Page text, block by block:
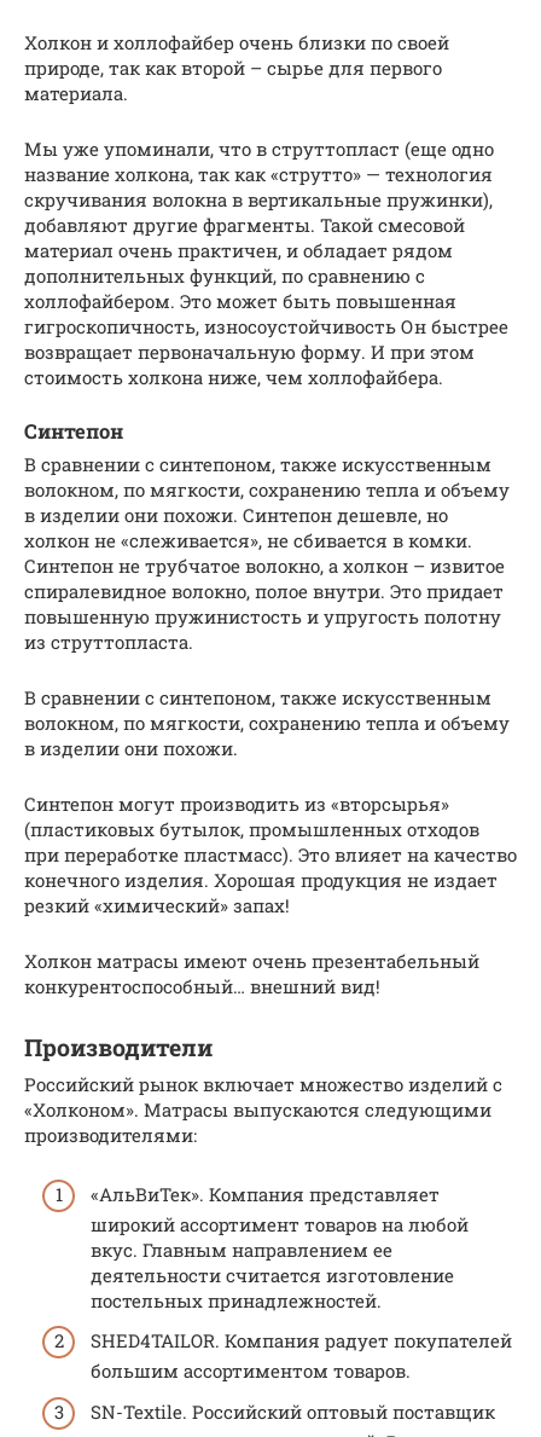
Холкон и холлофайбер очень близки по своей
природе, так как второй – сырье для первого
материала.
Мы уже упоминали, что в струттопласт (еще одно
название холкона, так как «струтто» — технология
скручивания волокна в вертикальные пружинки),
добавляют другие фрагменты. Такой смесовой
материал очень практичен, и обладает рядом
дополнительных функций, по сравнению с
холлофайбером. Это может быть повышенная
гигроскопичность, износоустойчивость Он быстрее
возвращает первоначальную форму. И при этом
стоимость холкона ниже, чем холлофайбера.
Синтепон
В сравнении с синтепоном, также искусственным
волокном, по мягкости, сохранению тепла и объему
в изделии они похожи. Синтепон дешевле, но
холкон не «слеживается», не сбивается в комки.
Синтепон не трубчатое волокно, а холкон – извитое
спиралевидное волокно, полое внутри. Это придает
повышенную пружинистость и упругость полотну
из струттопласта.
В сравнении с синтепоном, также искусственным
волокном, по мягкости, сохранению тепла и объему
в изделии они похожи.
Синтепон могут производить из «вторсырья»
(пластиковых бутылок, промышленных отходов
при переработке пластмасс). Это влияет на качество
конечного изделия. Хорошая продукция не издает
резкий «химический» запах!
Холкон матрасы имеют очень презентабельный
конкурентоспособный… внешний вид!
Производители
Российский рынок включает множество изделий с
«Холконом». Матрасы выпускаются следующими
производителями:
«АльВиТек». Компания представляет
широкий ассортимент товаров на любой
вкус. Главным направлением ее
деятельности считается изготовление
постельных принадлежностей.
SHED4TAILOR. Компания радует покупателей
большим ассортиментом товаров.
SN-Textile. Российский оптовый поставщик